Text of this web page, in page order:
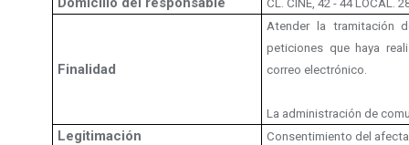
CL. CINE, 42 - 44 LOCAL.
Finalidad
Atender la tramitación
peticiones que haya
correo electrónico.
La administración de
Legitimación Consentimiento del